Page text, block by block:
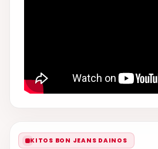
KITOS BON JEANS DAINOS